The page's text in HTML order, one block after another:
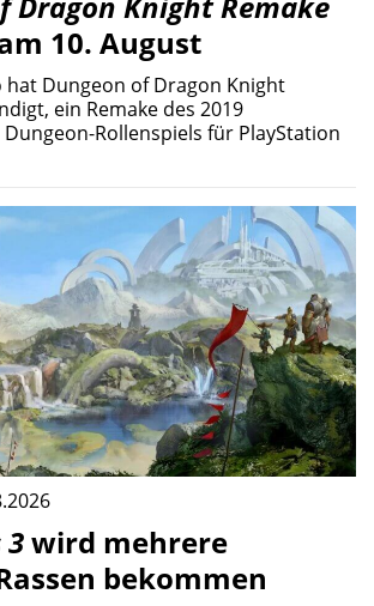
10. August
hat Dungeon of Dragon Knight
ein Remake des 2019
Rollenspiels für PlayStation
3wird mehrere
bekommen